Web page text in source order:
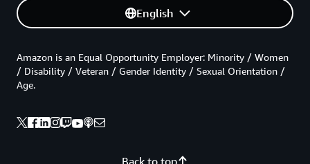
English
Back to top
Amazon is an Equal Opportunity Employer: Minority / Women
/ Disability / Veteran / Gender Identity / Sexual Orientation /
Age.